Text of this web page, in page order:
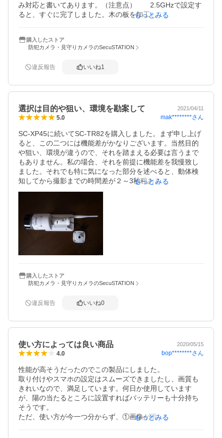
み対応と書いてあります。（注意点）　　2.5GHzで設定す
ると、すぐに完了しました。木の板を加工してカメラを取
整して完了。値段の割にカメラの作りも良く、画質も良好
です。取付けをしてまだ1日ですが、バッテリー残量が夜8
側ベランダ）　　難を言えば、アプリ（Tosee Plus）のマ
してほしいです。それから値段からすると高望みですが、
なしです。
もっとみる
購入したストア
防犯カメラ・見守りカメラのSecuSTATION
違反報告 いいね1
選択は目的や狙い、環境を勘案して 2021/04/11
5.0 mak********さん
SC-XP45に続いてSC-TR82を購入しました。まず申し上げ
ると、この二つには機能差がかなりございます。当然目的
や狙い、環境が違うので、それを踏まえる必要は言うまで
もありません。私の場合、それを前提に機能差を我慢致し
ました。それでも特に気になった部分を述べると、動体検
知してから撮影までの時間差が２～3秒程あること。miniS
Dの録画ファイルがRAWファイルでPCでそのまま読めない
影も問題ありません。音声の双方向も出来ました。設置に
ついては、台座（画像の四角い物）を本体から外し、台座
だけをまず電動ドリルでネジ付けし、その後台座を外し、
－で本付けしました。設置時に本体を落とすリスクを少な
もっとみる
購入したストア
防犯カメラ・見守りカメラのSecuSTATION
違反報告 いいね0
使い方によっては良い商品 2020/05/15
4.0 bop********さん
性能が高そうだったのでこの製品にしました。
取り付けやスマホの設定はスムーズできましたし、画質も
きれいなので、満足しています。何日か使用しています
が、陽の当たるところに設置すればバッテリーも十分持ち
そうです。
ただ、使い方が今一つ分からず、①画像が滑らかでなく、
もっとみる